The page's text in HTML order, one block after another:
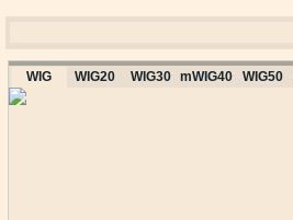
WIG WIG20 WIG30 mWIG40 WIG50